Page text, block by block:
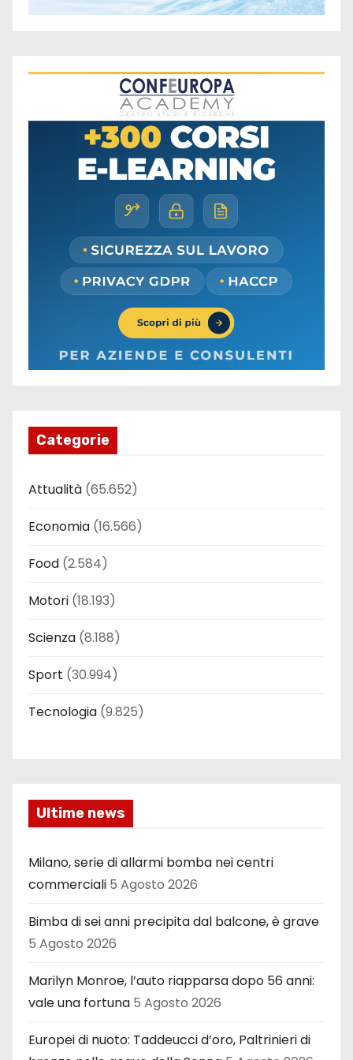
Categorie
Attualità (65.652)
Economia (16.566)
Food (2.584)
Motori (18.193)
Scienza (8.188)
Sport (30.994)
Tecnologia (9.825)
Ultime news
Milano, serie di allarmi bomba nei centri
commerciali 5 Agosto 2026
Bimba di sei anni precipita dal balcone, è grave
5 Agosto 2026
Marilyn Monroe, l’auto riapparsa dopo 56 anni:
vale una fortuna 5 Agosto 2026
Europei di nuoto: Taddeucci d’oro, Paltrinieri di